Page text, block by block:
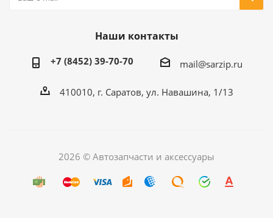
Наши контакты
+7 (8452) 39-70-70 mail@sarzip.ru
410010, г. Саратов, ул. Навашина, 1/13
2026 © Автозапчасти и аксессуары